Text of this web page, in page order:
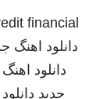
financial
دانلود اهنگ
دانلود
جدید